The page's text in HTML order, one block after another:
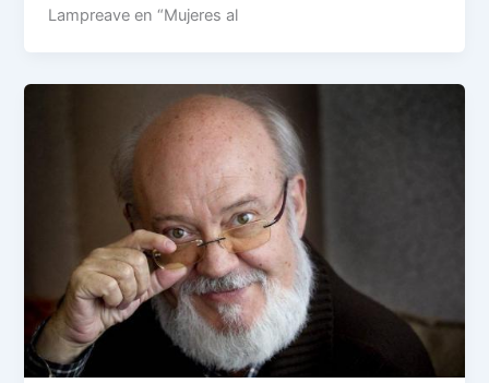
Lampreave en “Mujeres al